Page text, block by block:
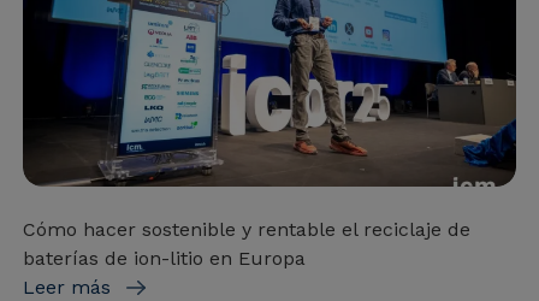
Cómo hacer sostenible y rentable el reciclaje de
baterías de ion-litio en Europa
Leer más